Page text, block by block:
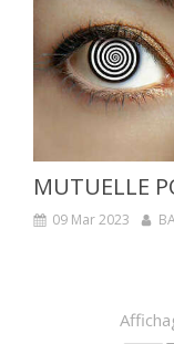
MUTUELLE
09 Mar 2023